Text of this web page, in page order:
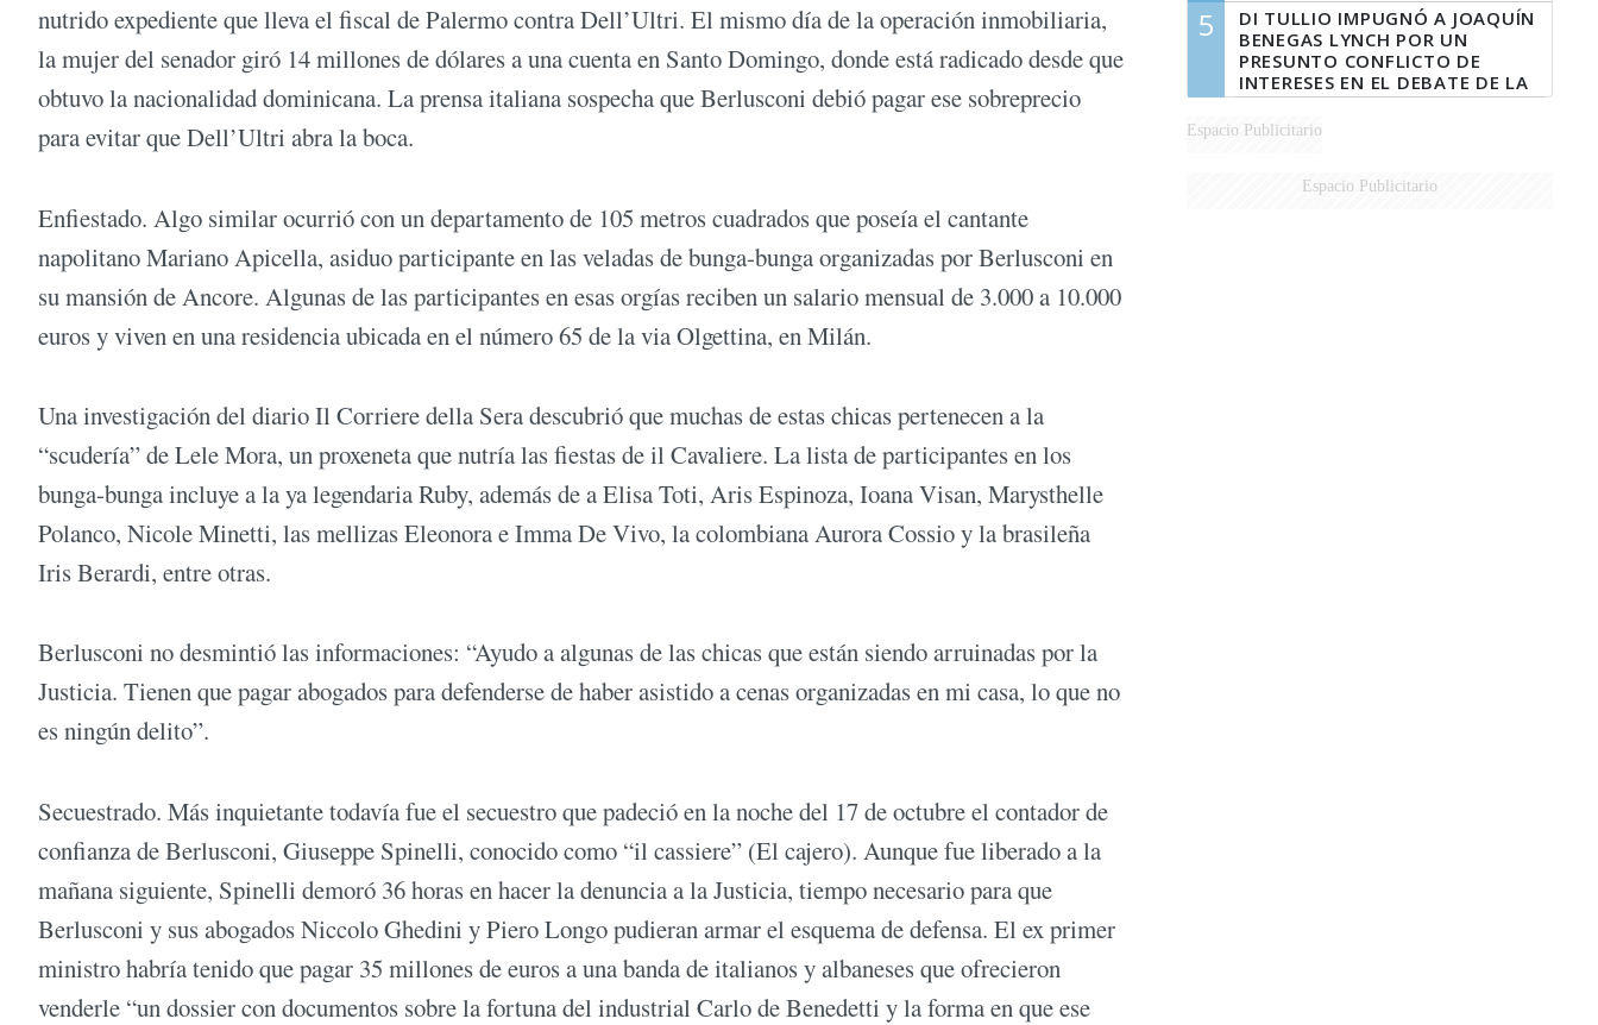
nutrido expediente que lleva el fiscal de Palermo contra Dell’Ultri. El mismo día de la operación inmobiliaria,
la mujer del senador giró 14 millones de dólares a una cuenta en Santo Domingo, donde está radicado desde que
obtuvo la nacionalidad dominicana. La prensa italiana sospecha que Berlusconi debió pagar ese sobreprecio
para evitar que Dell’Ultri abra la boca.
Enfiestado. Algo similar ocurrió con un departamento de 105 metros cuadrados que poseía el cantante
napolitano Mariano Apicella, asiduo participante en las veladas de bunga-bunga organizadas por Berlusconi en
su mansión de Ancore. Algunas de las participantes en esas orgías reciben un salario mensual de 3.000 a 10.000
euros y viven en una residencia ubicada en el número 65 de la via Olgettina, en Milán.
Una investigación del diario Il Corriere della Sera descubrió que muchas de estas chicas pertenecen a la
“scudería” de Lele Mora, un proxeneta que nutría las fiestas de il Cavaliere. La lista de participantes en los
bunga-bunga incluye a la ya legendaria Ruby, además de a Elisa Toti, Aris Espinoza, Ioana Visan, Marysthelle
Polanco, Nicole Minetti, las mellizas Eleonora e Imma De Vivo, la colombiana Aurora Cossio y la brasileña
Iris Berardi, entre otras.
Berlusconi no desmintió las informaciones: “Ayudo a algunas de las chicas que están siendo arruinadas por la
Justicia. Tienen que pagar abogados para defenderse de haber asistido a cenas organizadas en mi casa, lo que no
es ningún delito”.
Secuestrado. Más inquietante todavía fue el secuestro que padeció en la noche del 17 de octubre el contador de
confianza de Berlusconi, Giuseppe Spinelli, conocido como “il cassiere” (El cajero). Aunque fue liberado a la
mañana siguiente, Spinelli demoró 36 horas en hacer la denuncia a la Justicia, tiempo necesario para que
Berlusconi y sus abogados Niccolo Ghedini y Piero Longo pudieran armar el esquema de defensa. El ex primer
ministro habría tenido que pagar 35 millones de euros a una banda de italianos y albaneses que ofrecieron
venderle “un dossier con documentos sobre la fortuna del industrial Carlo de Benedetti y la forma en que ese
5
DI TULLIO IMPUGNÓ A JOAQUÍN
BENEGAS LYNCH POR UN
PRESUNTO CONFLICTO DE
INTERESES EN EL DEBATE DE LA
LEY DE TIERRAS
Espacio Publicitario
Espacio Publicitario